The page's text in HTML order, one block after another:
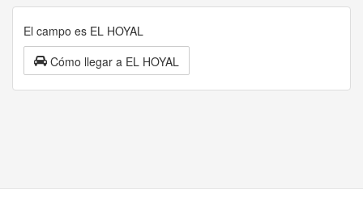
El campo es EL HOYAL
Cómo llegar a EL HOYAL